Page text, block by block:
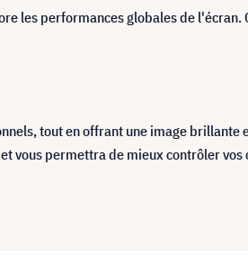
les performances globales de l'écran.
tout en offrant une image brillante
vous permettra de mieux contrôler vos